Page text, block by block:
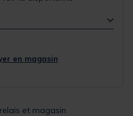
en magasin
et magasin